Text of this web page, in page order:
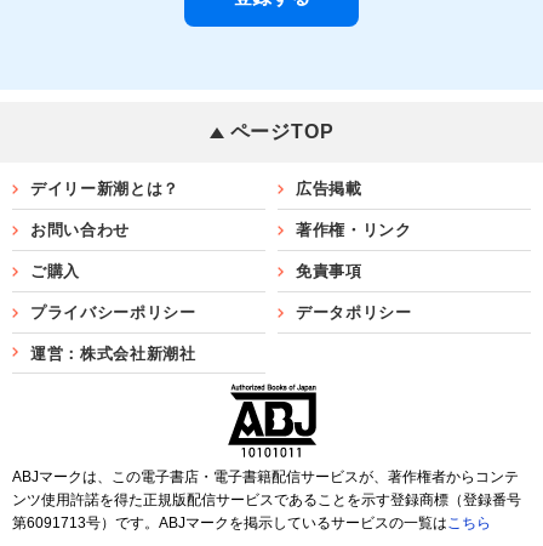
ページTOP
デイリー新潮とは？ 広告掲載
お問い合わせ 著作権・リンク
ご購入 免責事項
プライバシーポリシー データポリシー
運営：株式会社新潮社
ABJマークは、この電子書店・電子書籍配信サービスが、著作権者からコンテ
ンツ使用許諾を得た正規版配信サービスであることを示す登録商標（登録番号
第6091713号）です。ABJマークを掲示しているサービスの一覧はこちら